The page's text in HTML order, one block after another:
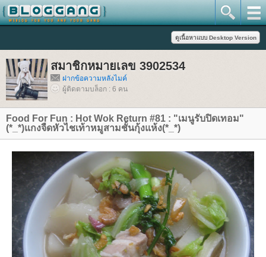
สมาชิกหมายเลข 3902534
ฝากข้อความหลังไมค์
ผู้ติดตามบล็อก : 6 คน
Food For Fun : Hot Wok Return #81 : "เมนูรับปิดเทอม"
(*_*)แกงจืดหัวไชเท้าหมูสามชั้นกุ้งแห้ง(*_*)